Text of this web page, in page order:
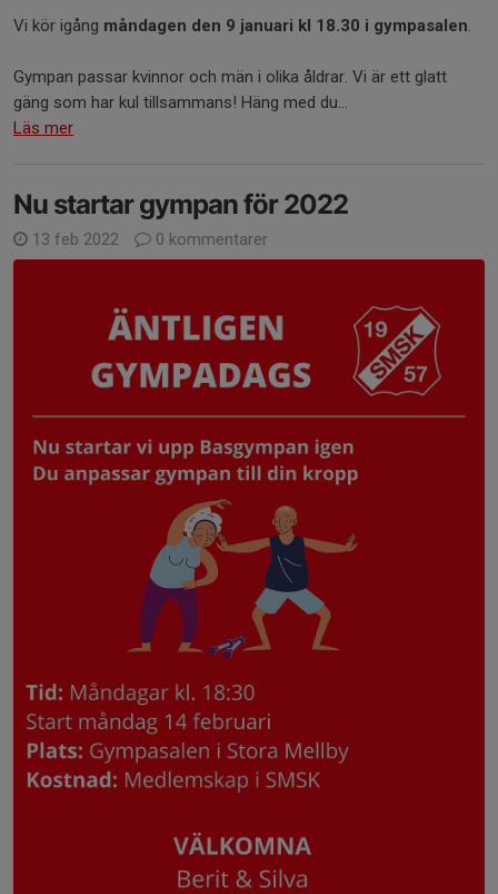
Vi kör igång måndagen den 9 januari kl 18.30 i gympasalen.
Gympan passar kvinnor och män i olika åldrar. Vi är ett glatt
gäng som har kul tillsammans! Häng med du...
Läs mer
Nu startar gympan för 2022
13 feb 2022 0 kommentarer